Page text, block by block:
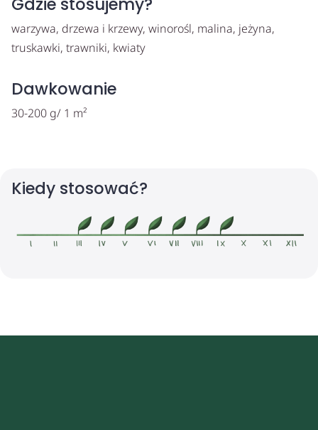
warzywa, drzewa i krzewy, winorośl, malina, jeżyna,
truskawki, trawniki, kwiaty
Dawkowanie
30-200 g/ 1 m²
Kiedy stosować?